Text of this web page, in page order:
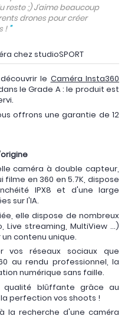
reste ;) J'aime beaucoup
drones pour créer
! "
chez studioSPORT
le Caméra Insta360
le Grade A : le produit est
offrons une garantie de 12
caméra à double capteur,
filme en 360 en 5.7K, dispose
IPX8 et d'une large
sur l'IA.
elle dispose de nombreux
Live streaming, MultiView ...)
contenu unique.
vos réseaux sociaux que
au rendu professionnel, la
numérique sans faille.
blûffante grâce au
perfection vos shoots !
la recherche d'une caméra